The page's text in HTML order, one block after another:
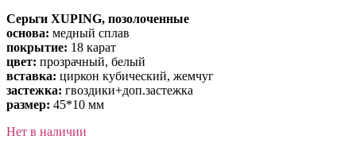
Серьги XUPING, позолоченные
основа: медный сплав
покрытие: 18 карат
цвет: прозрачный, белый
вставка: циркон кубический, жемчуг
застежка: гвоздики+доп.застежка
размер: 45*10 мм
Нет в наличии